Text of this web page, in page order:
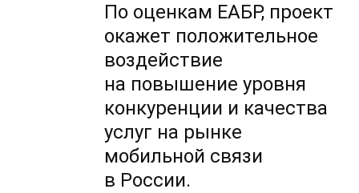
По оценкам ЕАБР, проект
окажет положительное
воздействие
на повышение уровня
конкуренции и качества
услуг на рынке
мобильной связи
в России.